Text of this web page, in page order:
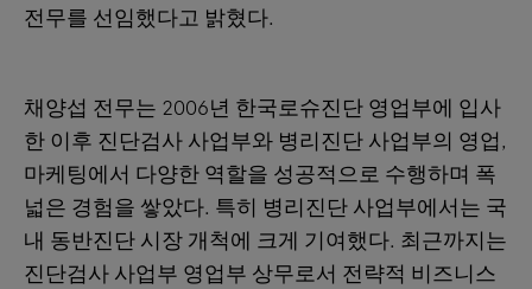
전무를 선임했다고 밝혔다.
채양섭 전무는 2006년 한국로슈진단 영업부에 입사
한 이후 진단검사 사업부와 병리진단 사업부의 영업,
마케팅에서 다양한 역할을 성공적으로 수행하며 폭
넓은 경험을 쌓았다. 특히 병리진단 사업부에서는 국
내 동반진단 시장 개척에 크게 기여했다. 최근까지는
진단검사 사업부 영업부 상무로서 전략적 비즈니스